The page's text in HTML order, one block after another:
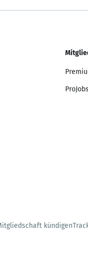
ProJobs
kündigen